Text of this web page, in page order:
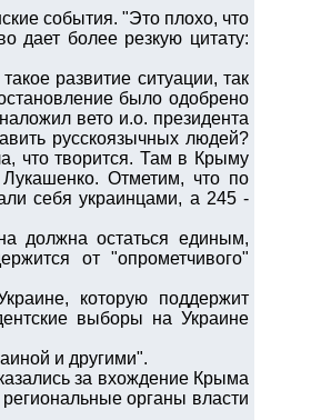
события. "Это плохо, что
дает более резкую цитату:
развитие ситуации, так
было одобрено
вето и.о. президента
русскоязычных людей?
что творится. Там в Крыму
Отметим, что по
себя украинцами, а 245 -
должна остаться единым,
от "опрометчивого"
которую поддержит
выборы на Украине
и другими".
за вхождение Крыма
органы власти